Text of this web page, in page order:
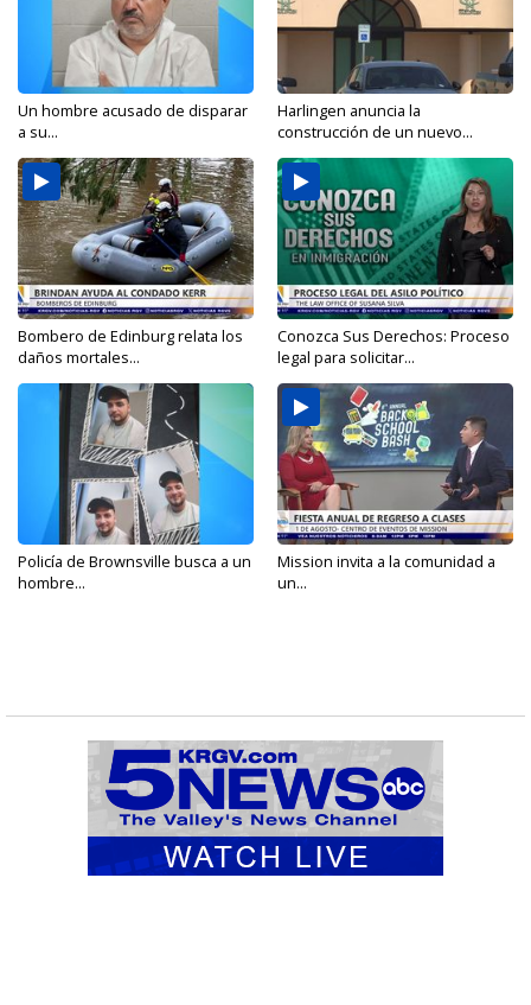
Un hombre acusado de disparar
a su...
Harlingen anuncia la
construcción de un nuevo...
Bombero de Edinburg relata los
daños mortales...
Conozca Sus Derechos: Proceso
legal para solicitar...
Policía de Brownsville busca a un
hombre...
Mission invita a la comunidad a
un...